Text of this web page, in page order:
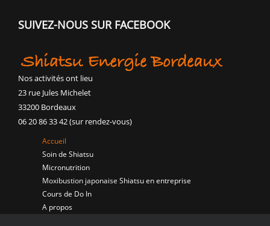
SUIVEZ-NOUS SUR FACEBOOK
Nos activités ont lieu
23 rue Jules Michelet
33200 Bordeaux
06 20 86 33 42 (sur rendez-vous)
Accueil
Soin de Shiatsu
Micronutrition
Moxibustion japonaise Shiatsu en entreprise
Cours de Do In
A propos